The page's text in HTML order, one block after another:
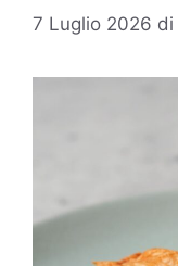
7 Luglio 2026 di